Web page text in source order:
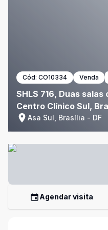
Cód: CO10334 Venda
SHLS 716, Duas
Centro Clínico Sul,
Asa Sul, Brasília - DF
Agendar visita